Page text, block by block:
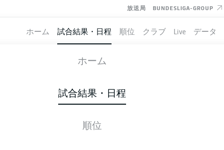
放送局 BUNDESLIGA-GROUP
ホーム 試合結果・日程 順位 クラブ Live データ
ホーム
試合結果・日程
順位
SCHALKE MAGDEBURG
4 3
スターティングメンバー